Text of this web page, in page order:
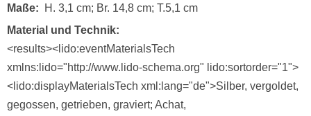
Maße
H. 3,1 cm; Br. 14,8 cm; T.5,1 cm
Material und Technik
<results><lido:eventMaterialsTech
xmlns:lido="http://www.lido-schema.org" lido:sortorder="1">
<lido:displayMaterialsTech xml:lang="de">Silber, vergoldet,
gegossen, getrieben, graviert; Achat,